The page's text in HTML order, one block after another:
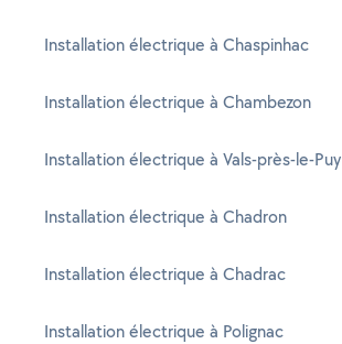
Installation électrique à Chaspinhac
Installation électrique à Chambezon
Installation électrique à Vals-près-le-Puy
Installation électrique à Chadron
Installation électrique à Chadrac
Installation électrique à Polignac